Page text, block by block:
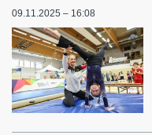
09.11.2025 – 16:08